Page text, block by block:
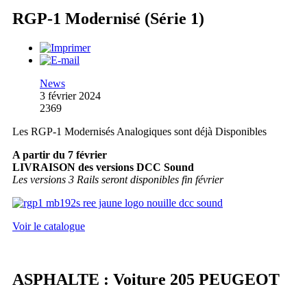
RGP-1 Modernisé (Série 1)
News
3 février 2024
2369
Les RGP-1 Modernisés Analogiques sont déjà Disponibles
A partir du 7 février
LIVRAISON des versions DCC Sound
Les versions 3 Rails seront disponibles fin février
Voir le catalogue
ASPHALTE : Voiture 205 PEUGEOT